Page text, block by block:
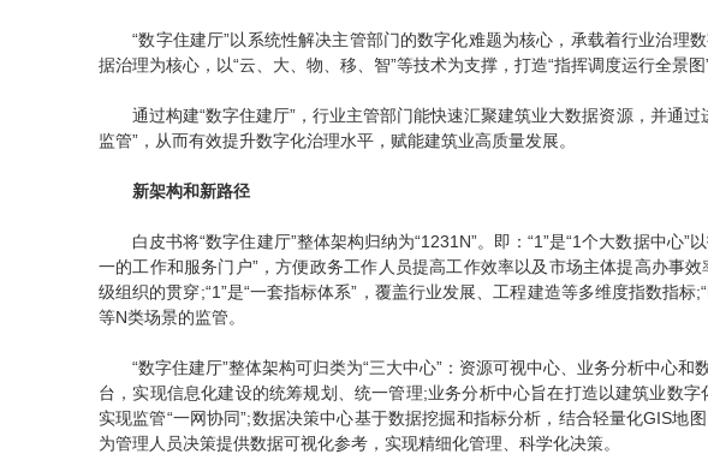
“数字住建厅”以系统性解决主管部门的数字化难题为核心，承载着行业治理
据治理为核心，以“云、大、物、移、智”等技术为支撑，打造“指挥调度运行全景
通过构建“数字住建厅”，行业主管部门能快速汇聚建筑业大数据资源，并通过
监管”，从而有效提升数字化治理水平，赋能建筑业高质量发展。
新架构和新路径
白皮书将“数字住建厅”整体架构归纳为“1231N”。即：“1”是“1个大数据中心”
一的工作和服务门户”，方便政务工作人员提高工作效率以及市场主体提高办事
级组织的贯穿;“1”是“一套指标体系”，覆盖行业发展、工程建造等多维度指数指标
等N类场景的监管。
“数字住建厅”整体架构可归类为“三大中心”：资源可视中心、业务分析中心和
台，实现信息化建设的统筹规划、统一管理;业务分析中心旨在打造以建筑业数
实现监管“一网协同”;数据决策中心基于数据挖掘和指标分析，结合轻量化GIS地
为管理人员决策提供数据可视化参考，实现精细化管理、科学化决策。